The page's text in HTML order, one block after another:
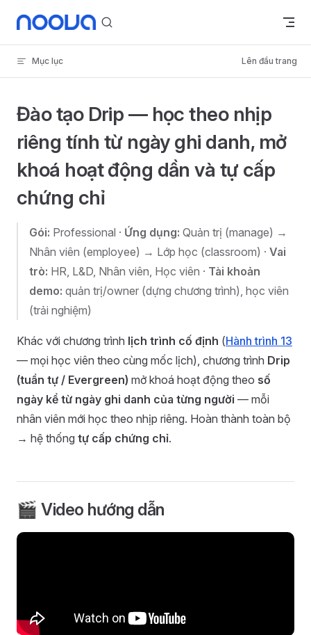
Skip to content
Mục lục Lên đầu trang
Đào tạo Drip — học theo nhịp
riêng tính từ ngày ghi danh, mở
khoá hoạt động dần và tự cấp
chứng chỉ
Gói: Professional · Ứng dụng: Quản trị (manage) →
Nhân viên (employee) → Lớp học (classroom) · Vai
trò: HR, L&D, Nhân viên, Học viên · Tài khoản
demo: quản trị/owner (dựng chương trình), học viên
(trải nghiệm)
Khác với chương trình lịch trình cố định (Hành trình 13
— mọi học viên theo cùng mốc lịch), chương trình Drip
(tuần tự / Evergreen) mở khoá hoạt động theo số
ngày kể từ ngày ghi danh của từng người — mỗi
nhân viên mới học theo nhịp riêng. Hoàn thành toàn bộ
→ hệ thống tự cấp chứng chỉ.
🎬 Video hướng dẫn